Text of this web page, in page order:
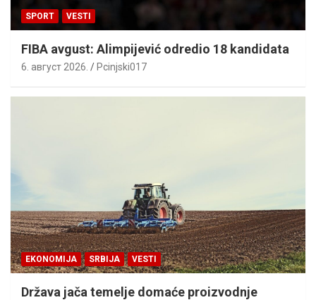
SPORT VESTI
FIBA avgust: Alimpijević odredio 18 kandidata
6. август 2026. Pcinjski017
EKONOMIJA SRBIJA VESTI
Država jača temelje domaće proizvodnje